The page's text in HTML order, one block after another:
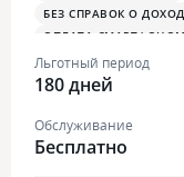
БЕЗ СПРАВОК О
ОПЛАТА СМАРТФОНОМ
БОНУСЫ ЗА
Льготный период
180 дней
Обслуживание
Бесплатно